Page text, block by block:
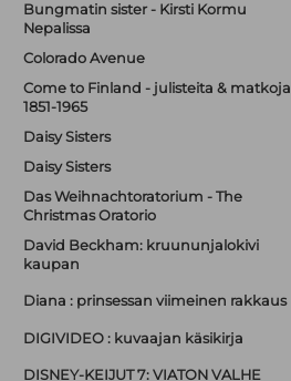
Bungmatin sister - Kirsti Kormu
Nepalissa
Colorado Avenue
Come to Finland - julisteita & matkoja
1851-1965
Daisy Sisters
Daisy Sisters
Das Weihnachtoratorium - The
Christmas Oratorio
David Beckham: kruununjalokivi
kaupan
Diana : prinsessan viimeinen rakkaus
DIGIVIDEO : kuvaajan käsikirja
DISNEY-KEIJUT 7: VIATON VALHE